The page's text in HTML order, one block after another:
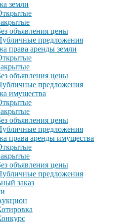
земли
объявления цены
предложения
права аренды земли
объявления цены
предложения
имущества
объявления цены
предложения
права аренды имущества
объявления цены
предложения
заказ